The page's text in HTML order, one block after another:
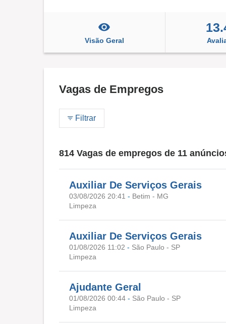
Visão Geral
Vagas de Empregos
Filtrar
814 Vagas de empregos de 11
Auxiliar De Serviços Gerais
03/08/2026 20:41 - Betim - MG
Limpeza
Auxiliar De Serviços Gerais
01/08/2026 11:02 - São Paulo - SP
Limpeza
Ajudante Geral
01/08/2026 00:44 - São Paulo - SP
Limpeza